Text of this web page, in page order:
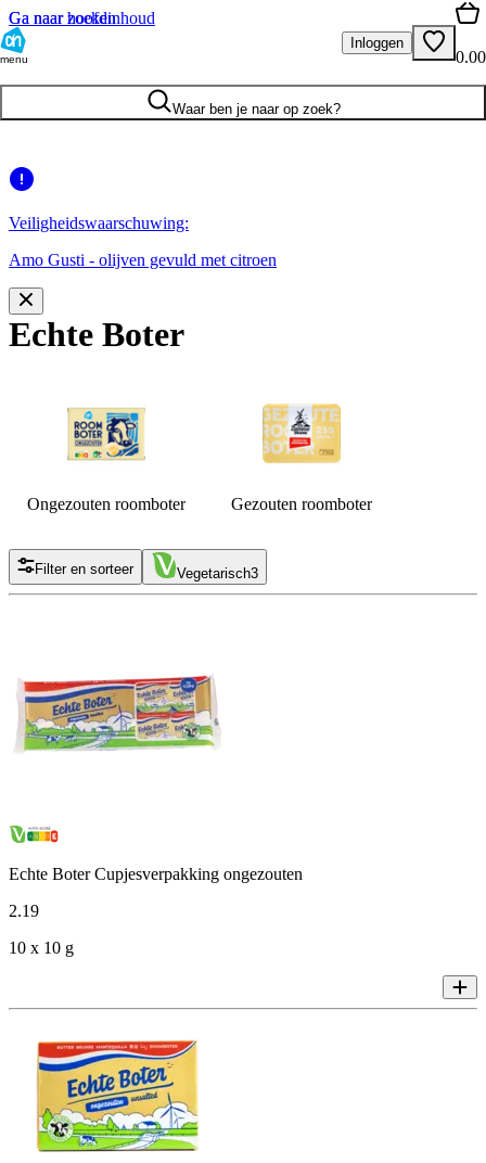
Ga naar hoofdinhoud
Ga naar zoeken
menu
Inloggen
0.00
Waar ben je naar op zoek?
Veiligheidswaarschuwing:
Amo Gusti - olijven gevuld met citroen
Echte Boter
Ongezouten roomboter Gezouten roomboter
Filter en sorteer Vegetarisch3
Echte Boter Cupjesverpakking ongezouten
2.19
10 x 10 g